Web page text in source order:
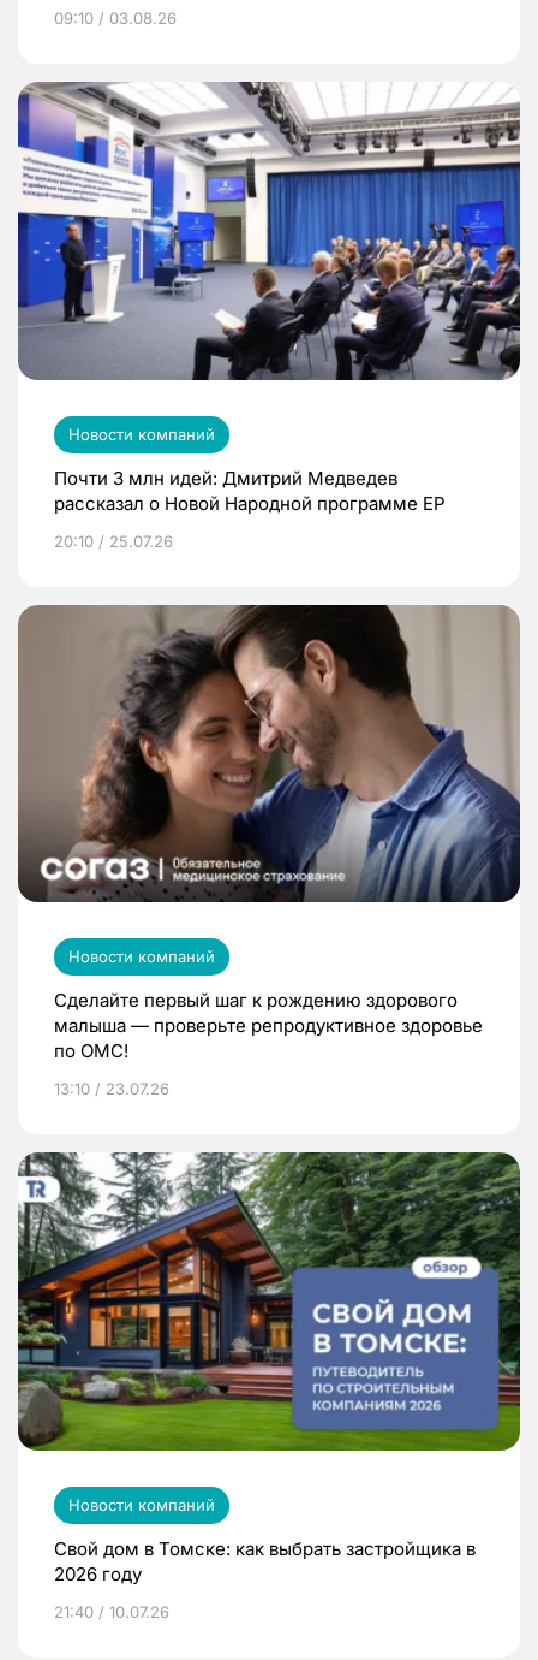
09:10 / 03.08.26
Новости компаний
Почти 3 млн идей: Дмитрий Медведев
рассказал о Новой Народной программе ЕР
20:10 / 25.07.26
Новости компаний
Сделайте первый шаг к рождению здорового
малыша — проверьте репродуктивное здоровье
по ОМС!
13:10 / 23.07.26
Новости компаний
Свой дом в Томске: как выбрать застройщика в
2026 году
21:40 / 10.07.26